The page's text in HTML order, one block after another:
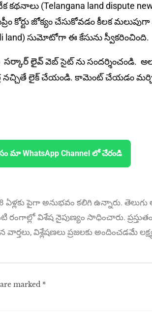
(Telangana land dispute
కోర్టు జోక్యం చేసుకోవ‌డం కీల‌క
land) సుమోటోగా ఈ కేసును స్వీకరించింది.
సర్కార్ లైవ్వెబ్ సైట్ ను
నచ్చితే లైక్ చేయండి. కామెంట్ చేయడం
మా WhatsApp Channel లో చేరండి
పైగా అనుభ‌వం కలిగి ఉన్నారు. తెలుగు
విశేష నైపుణ్యం సాధించారు.
విశ్లేషణలు ప్రజలకు అందించడమే
marked *